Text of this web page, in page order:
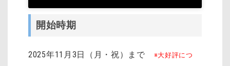
開始時期
2025年11月3日（月・祝）まで ※大好評につ